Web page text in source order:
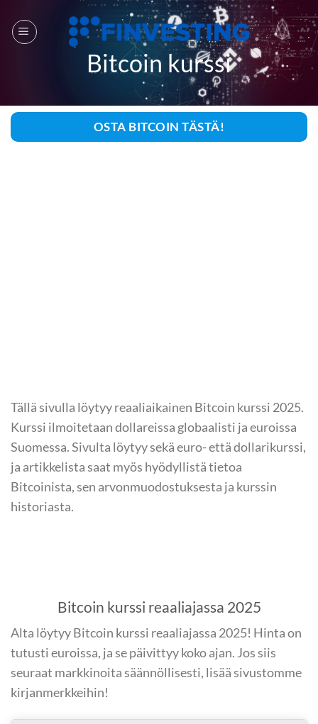
sisältöön
Bitcoin kurssi
OSTA BITCOIN TÄSTÄ!
Tällä sivulla löytyy reaaliaikainen Bitcoin kurssi 2025.
Kurssi ilmoitetaan dollareissa globaalisti ja euroissa
Suomessa. Sivulta löytyy sekä euro- että dollarikurssi,
ja artikkelista saat myös hyödyllistä tietoa
Bitcoinista, sen arvonmuodostuksesta ja kurssin
historiasta.
Bitcoin kurssi reaaliajassa 2025
Alta löytyy Bitcoin kurssi reaaliajassa 2025! Hinta on
tutusti euroissa, ja se päivittyy koko ajan. Jos siis
seuraat markkinoita säännöllisesti, lisää sivustomme
kirjanmerkkeihin!